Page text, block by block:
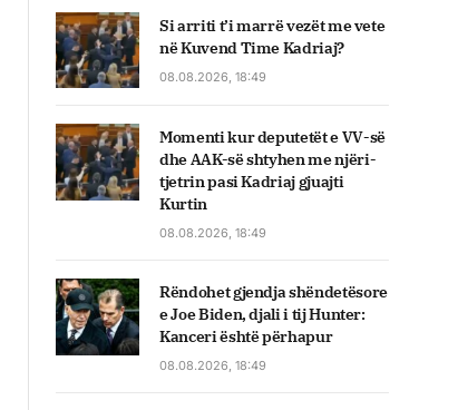
Si arriti t’i marrë vezët me vete
në Kuvend Time Kadriaj?
08.08.2026, 18:49
Momenti kur deputetët e VV-së
dhe AAK-së shtyhen me njëri-
tjetrin pasi Kadriaj gjuajti
Kurtin
08.08.2026, 18:49
Rëndohet gjendja shëndetësore
e Joe Biden, djali i tij Hunter:
Kanceri është përhapur
08.08.2026, 18:49